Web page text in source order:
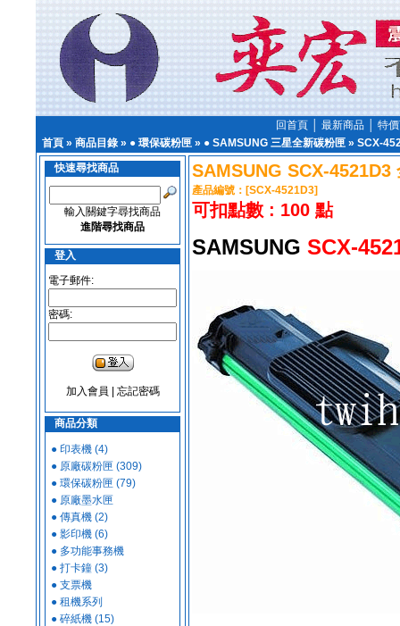
回首頁│ 最新商品│ 特
首頁 » 商品目錄» ● 環保碳粉匣 » ● SAMSUNG 三星全新碳粉匣 » SCX-
快速尋找商品
輸入關鍵字尋找商品
進階尋找商品
登入
電子郵件:
密碼:
加入會員 忘記密碼
商品分類
● 印表機 (4)
● 原廠碳粉匣 (309)
● 環保碳粉匣 (79)
● 原廠墨水匣
● 傳真機 (2)
● 影印機 (6)
● 多功能事務機
● 打卡鐘 (3)
● 支票機
● 租機系列
● 碎紙機 (15)
SAMSUNG SCX-4521D3
產品編號：[SCX-4521D3]
可扣點數 : 100 點
SAMSUNG SCX-